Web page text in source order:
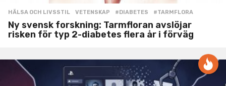
HÄLSA OCH LIVSSTIL ,VETENSKAP #DIABETES ,#TARMFLORA
Ny svensk forskning: Tarmfloran avslöjar
risken för typ 2-diabetes flera år i förväg